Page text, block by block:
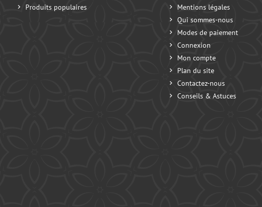
Produits populaires
Mentions légales
Qui sommes-nous
Modes de paiement
Connexion
Mon compte
Plan du site
Contactez-nous
Conseils & Astuces